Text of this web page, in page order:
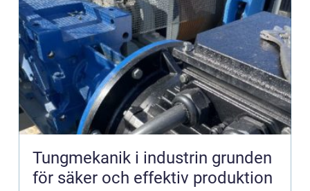
Tungmekanik i industrin grunden
för säker och effektiv produktion